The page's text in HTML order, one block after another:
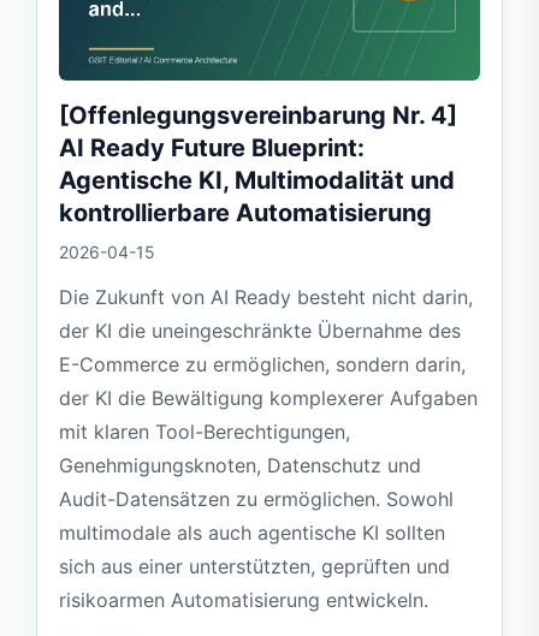
[Offenlegungsvereinbarung Nr. 4]
AI Ready Future Blueprint:
Agentische KI, Multimodalität und
kontrollierbare Automatisierung
2026-04-15
Die Zukunft von AI Ready besteht nicht darin,
der KI die uneingeschränkte Übernahme des
E-Commerce zu ermöglichen, sondern darin,
der KI die Bewältigung komplexerer Aufgaben
mit klaren Tool-Berechtigungen,
Genehmigungsknoten, Datenschutz und
Audit-Datensätzen zu ermöglichen. Sowohl
multimodale als auch agentische KI sollten
sich aus einer unterstützten, geprüften und
risikoarmen Automatisierung entwickeln.